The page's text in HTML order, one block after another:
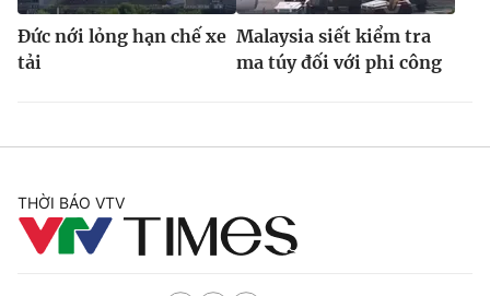
Đức nới lỏng hạn chế xe
tải
Malaysia siết kiểm tra
ma túy đối với phi công
THỜI BÁO VTV